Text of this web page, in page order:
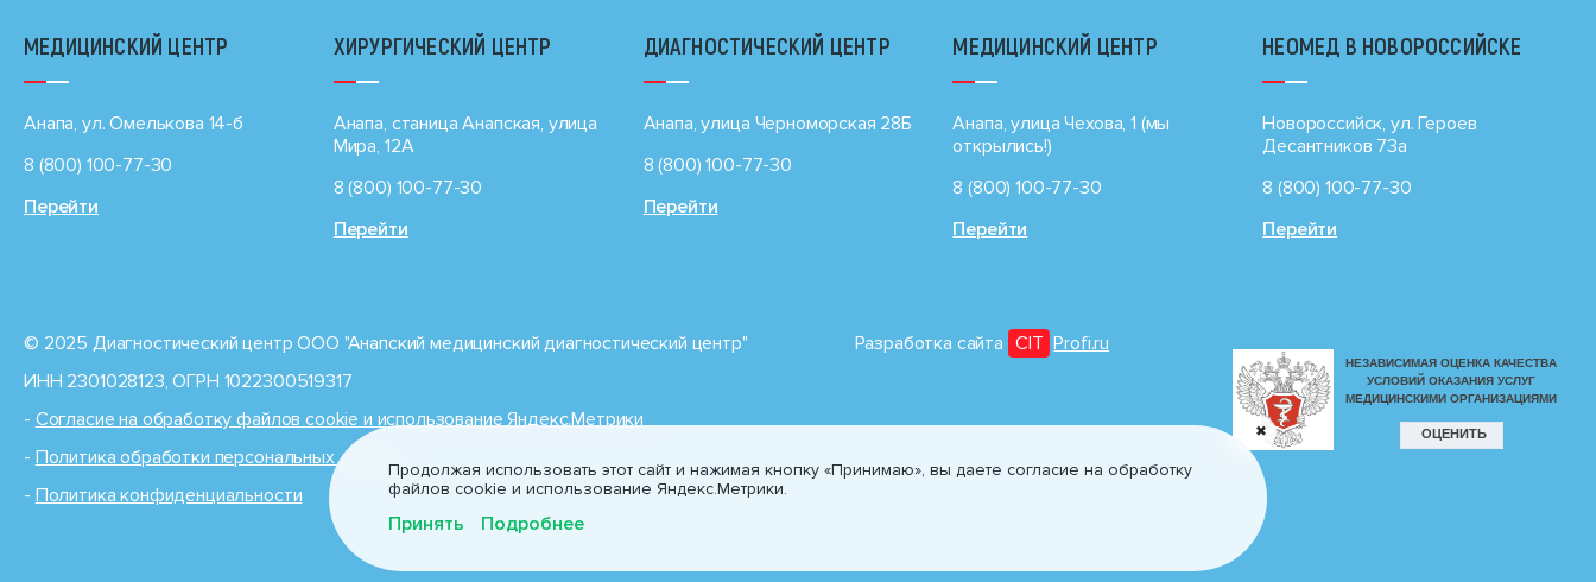
МЕДИЦИНСКИЙ ЦЕНТР
Анапа, ул. Омелькова 14-б
8 (800) 100-77-30
Перейти
ХИРУРГИЧЕСКИЙ ЦЕНТР
Анапа, станица Анапская, улица
Мира, 12А
8 (800) 100-77-30
Перейти
ДИАГНОСТИЧЕСКИЙ ЦЕНТР
Анапа, улица Черноморская 28Б
8 (800) 100-77-30
Перейти
МЕДИЦИНСКИЙ ЦЕНТР
Анапа, улица Чехова, 1 (мы
открылись!)
8 (800) 100-77-30
Перейти
НЕОМЕД В НОВОРОССИЙСКЕ
Новороссийск, ул. Героев
Десантников 73а
8 (800) 100-77-30
Перейти
© 2025 Диагностический центр ООО "Анапский медицинский диагностический центр"
ИНН 2301028123, ОГРН 1022300519317
- Cогласие на обработку файлов cookie и использование Яндекс.Метрики
- Политика обработки персональных данных
- Политика конфиденциальности
Разработка сайта CIT Profi.ru
Продолжая использовать этот сайт и нажимая кнопку «Принимаю», вы даете согласие на обработку
файлов cookie и использование Яндекс.Метрики.
Принять Подробнее
✖